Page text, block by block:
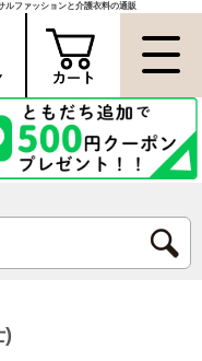
ルファッションと介護衣料の通販
)